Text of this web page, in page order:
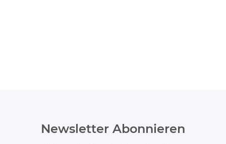
Newsletter Abonnieren